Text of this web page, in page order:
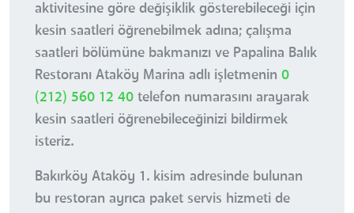
aktivitesine göre değişiklik gösterebileceği için
kesin saatleri öğrenebilmek adına; çalışma
saatleri bölümüne bakmanızı ve Papalina Balık
Restoranı Ataköy Marina adlı işletmenin 0
(212) 560 12 40 telefon numarasını arayarak
kesin saatleri öğrenebileceğinizi bildirmek
isteriz.
Bakırköy Ataköy 1. kisim adresinde bulunan
bu restoran ayrıca paket servis hizmeti de